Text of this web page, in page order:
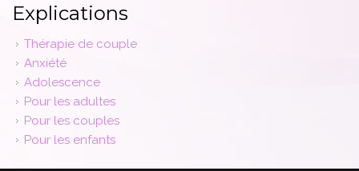
Explications
Thérapie de couple
Anxiété
Adolescence
Pour les adultes
Pour les couples
Pour les enfants